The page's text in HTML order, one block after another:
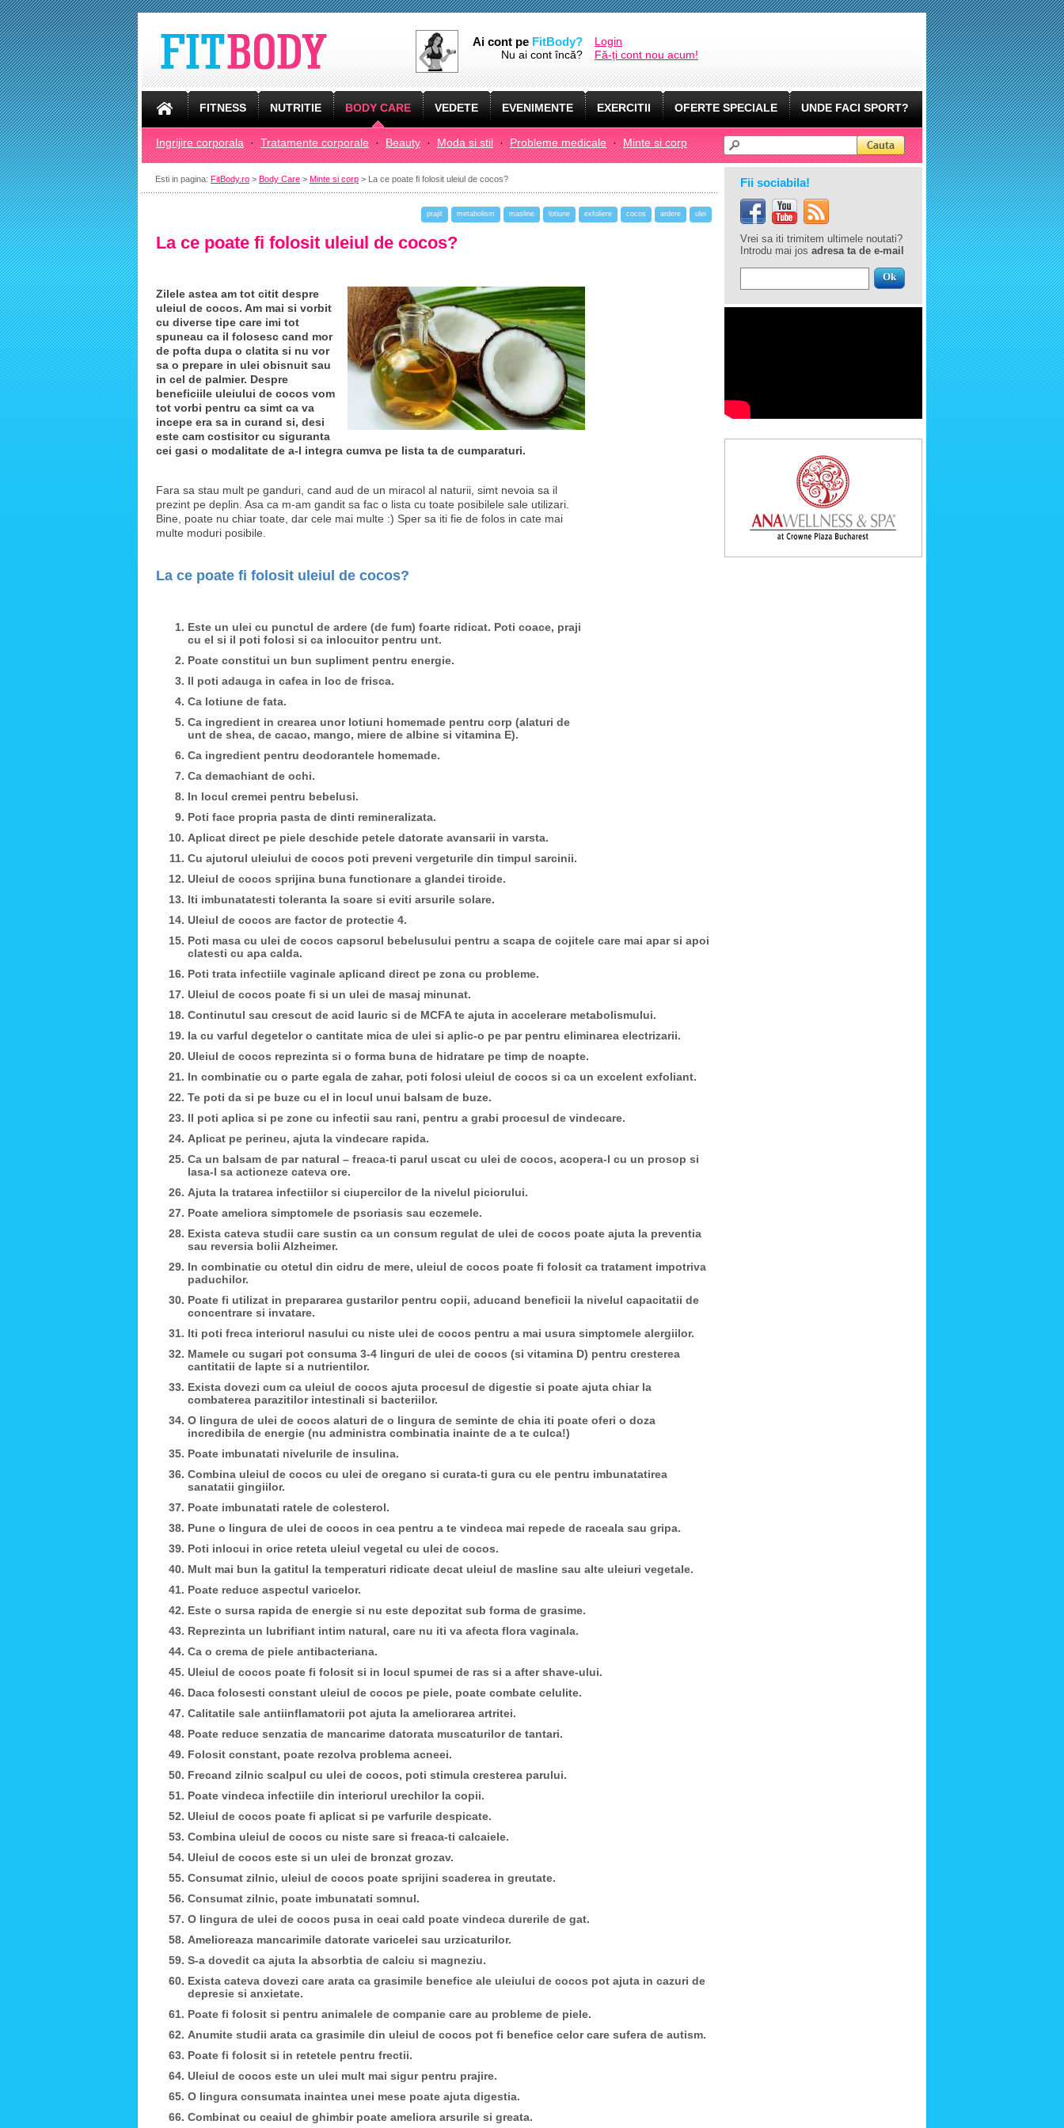
Ai cont pe FitBody?
Login
Nu ai cont încă?
Fă-ți cont nou acum!
FITNESS NUTRITIE BODY CARE VEDETE EVENIMENTE EXERCITII OFERTE SPECIALE UNDE FACI SPORT?
Ingrijire corporala · Tratamente corporale · Beauty · Moda si stil · Probleme medicale · Minte si corp
Esti in pagina: FitBody.ro > Body Care > Minte si corp > La ce poate fi folosit uleiul de cocos?
prajit metabolism masline lotiune exfoliere cocos ardere ulei
La ce poate fi folosit uleiul de cocos?
Zilele astea am tot citit despre
uleiul de cocos. Am mai si vorbit
cu diverse tipe care imi tot
spuneau ca il folosesc cand mor
de pofta dupa o clatita si nu vor
sa o prepare in ulei obisnuit sau
in cel de palmier. Despre
beneficiile uleiului de cocos vom
tot vorbi pentru ca simt ca va
incepe era sa in curand si, desi
este cam costisitor cu siguranta
cei gasi o modalitate de a-l integra cumva pe lista ta de cumparaturi.
Fara sa stau mult pe ganduri, cand aud de un miracol al naturii, simt nevoia sa il
prezint pe deplin. Asa ca m-am gandit sa fac o lista cu toate posibilele sale utilizari.
Bine, poate nu chiar toate, dar cele mai multe :) Sper sa iti fie de folos in cate mai
multe moduri posibile.
La ce poate fi folosit uleiul de cocos?
Este un ulei cu punctul de ardere (de fum) foarte ridicat. Poti coace, praji
cu el si il poti folosi si ca inlocuitor pentru unt.
Poate constitui un bun supliment pentru energie.
Il poti adauga in cafea in loc de frisca.
Ca lotiune de fata.
Ca ingredient in crearea unor lotiuni homemade pentru corp (alaturi de
unt de shea, de cacao, mango, miere de albine si vitamina E).
Ca ingredient pentru deodorantele homemade.
Ca demachiant de ochi.
In locul cremei pentru bebelusi.
Poti face propria pasta de dinti remineralizata.
Aplicat direct pe piele deschide petele datorate avansarii in varsta.
Cu ajutorul uleiului de cocos poti preveni vergeturile din timpul sarcinii.
Uleiul de cocos sprijina buna functionare a glandei tiroide.
Iti imbunatatesti toleranta la soare si eviti arsurile solare.
Uleiul de cocos are factor de protectie 4.
Poti masa cu ulei de cocos capsorul bebelusului pentru a scapa de cojitele care mai apar si apoi
clatesti cu apa calda.
Poti trata infectiile vaginale aplicand direct pe zona cu probleme.
Uleiul de cocos poate fi si un ulei de masaj minunat.
Continutul sau crescut de acid lauric si de MCFA te ajuta in accelerare metabolismului.
Ia cu varful degetelor o cantitate mica de ulei si aplic-o pe par pentru eliminarea electrizarii.
Uleiul de cocos reprezinta si o forma buna de hidratare pe timp de noapte.
In combinatie cu o parte egala de zahar, poti folosi uleiul de cocos si ca un excelent exfoliant.
Te poti da si pe buze cu el in locul unui balsam de buze.
Il poti aplica si pe zone cu infectii sau rani, pentru a grabi procesul de vindecare.
Aplicat pe perineu, ajuta la vindecare rapida.
Ca un balsam de par natural – freaca-ti parul uscat cu ulei de cocos, acopera-l cu un prosop si
lasa-l sa actioneze cateva ore.
Ajuta la tratarea infectiilor si ciupercilor de la nivelul piciorului.
Poate ameliora simptomele de psoriasis sau eczemele.
Exista cateva studii care sustin ca un consum regulat de ulei de cocos poate ajuta la preventia
sau reversia bolii Alzheimer.
In combinatie cu otetul din cidru de mere, uleiul de cocos poate fi folosit ca tratament impotriva
paduchilor.
Poate fi utilizat in prepararea gustarilor pentru copii, aducand beneficii la nivelul capacitatii de
concentrare si invatare.
Iti poti freca interiorul nasului cu niste ulei de cocos pentru a mai usura simptomele alergiilor.
Mamele cu sugari pot consuma 3-4 linguri de ulei de cocos (si vitamina D) pentru cresterea
cantitatii de lapte si a nutrientilor.
Exista dovezi cum ca uleiul de cocos ajuta procesul de digestie si poate ajuta chiar la
combaterea parazitilor intestinali si bacteriilor.
O lingura de ulei de cocos alaturi de o lingura de seminte de chia iti poate oferi o doza
incredibila de energie (nu administra combinatia inainte de a te culca!)
Poate imbunatati nivelurile de insulina.
Combina uleiul de cocos cu ulei de oregano si curata-ti gura cu ele pentru imbunatatirea
sanatatii gingiilor.
Poate imbunatati ratele de colesterol.
Pune o lingura de ulei de cocos in cea pentru a te vindeca mai repede de raceala sau gripa.
Poti inlocui in orice reteta uleiul vegetal cu ulei de cocos.
Mult mai bun la gatitul la temperaturi ridicate decat uleiul de masline sau alte uleiuri vegetale.
Poate reduce aspectul varicelor.
Este o sursa rapida de energie si nu este depozitat sub forma de grasime.
Reprezinta un lubrifiant intim natural, care nu iti va afecta flora vaginala.
Ca o crema de piele antibacteriana.
Uleiul de cocos poate fi folosit si in locul spumei de ras si a after shave-ului.
Daca folosesti constant uleiul de cocos pe piele, poate combate celulite.
Calitatile sale antiinflamatorii pot ajuta la ameliorarea artritei.
Poate reduce senzatia de mancarime datorata muscaturilor de tantari.
Folosit constant, poate rezolva problema acneei.
Frecand zilnic scalpul cu ulei de cocos, poti stimula cresterea parului.
Poate vindeca infectiile din interiorul urechilor la copii.
Uleiul de cocos poate fi aplicat si pe varfurile despicate.
Combina uleiul de cocos cu niste sare si freaca-ti calcaiele.
Uleiul de cocos este si un ulei de bronzat grozav.
Consumat zilnic, uleiul de cocos poate sprijini scaderea in greutate.
Consumat zilnic, poate imbunatati somnul.
O lingura de ulei de cocos pusa in ceai cald poate vindeca durerile de gat.
Amelioreaza mancarimile datorate varicelei sau urzicaturilor.
S-a dovedit ca ajuta la absorbtia de calciu si magneziu.
Exista cateva dovezi care arata ca grasimile benefice ale uleiului de cocos pot ajuta in cazuri de
depresie si anxietate.
Poate fi folosit si pentru animalele de companie care au probleme de piele.
Anumite studii arata ca grasimile din uleiul de cocos pot fi benefice celor care sufera de autism.
Poate fi folosit si in retetele pentru frectii.
Uleiul de cocos este un ulei mult mai sigur pentru prajire.
O lingura consumata inaintea unei mese poate ajuta digestia.
Combinat cu ceaiul de ghimbir poate ameliora arsurile si greata.
Fii sociabila!
Vrei sa iti trimitem ultimele noutati?
Introdu mai jos adresa ta de e-mail